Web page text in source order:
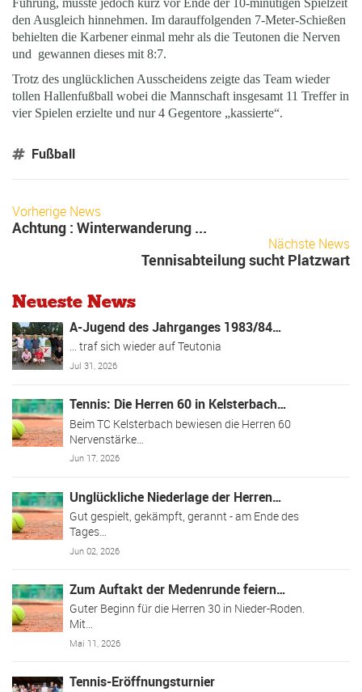
den Ausgleich hinnehmen. Im darauffolgenden 7-Meter-Schießen
behielten die Karbener einmal mehr als die Teutonen die Nerven
und gewannen dieses mit 8:7.
Trotz des unglücklichen Ausscheidens zeigte das Team wieder
tollen Hallenfußball wobei die Mannschaft insgesamt 11 Treffer in
vier Spielen erzielte und nur 4 Gegentore „kassierte“.
Fußball
Vorherige News
Achtung : Winterwanderung ...
Nächste News
Tennisabteilung sucht Platzwart
Neueste News
A-Jugend des Jahrganges 1983/84…
... traf sich wieder auf Teutonia
Jul 31, 2026
Tennis: Die Herren 60 in Kelsterbach…
Beim TC Kelsterbach bewiesen die Herren 60
Nervenstärke…
Jun 17, 2026
Unglückliche Niederlage der Herren…
Gut gespielt, gekämpft, gerannt - am Ende des
Tages…
Jun 02, 2026
Zum Auftakt der Medenrunde feiern…
Guter Beginn für die Herren 30 in Nieder-Roden.
Mit…
Mai 11, 2026
Tennis-Eröffnungsturnier